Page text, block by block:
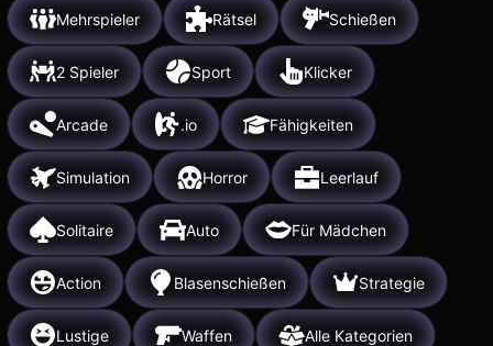
Mehrspieler Rätsel Schießen
2 Spieler Sport Klicker
Arcade .io Fähigkeiten
Simulation Horror Leerlauf
Solitaire Auto Für Mädchen
Action Blasenschießen Strategie
Lustige Waffen Alle Kategorien